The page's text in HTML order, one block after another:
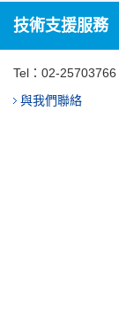
技術支援服務
Tel： 02-25703766
與我們聯絡